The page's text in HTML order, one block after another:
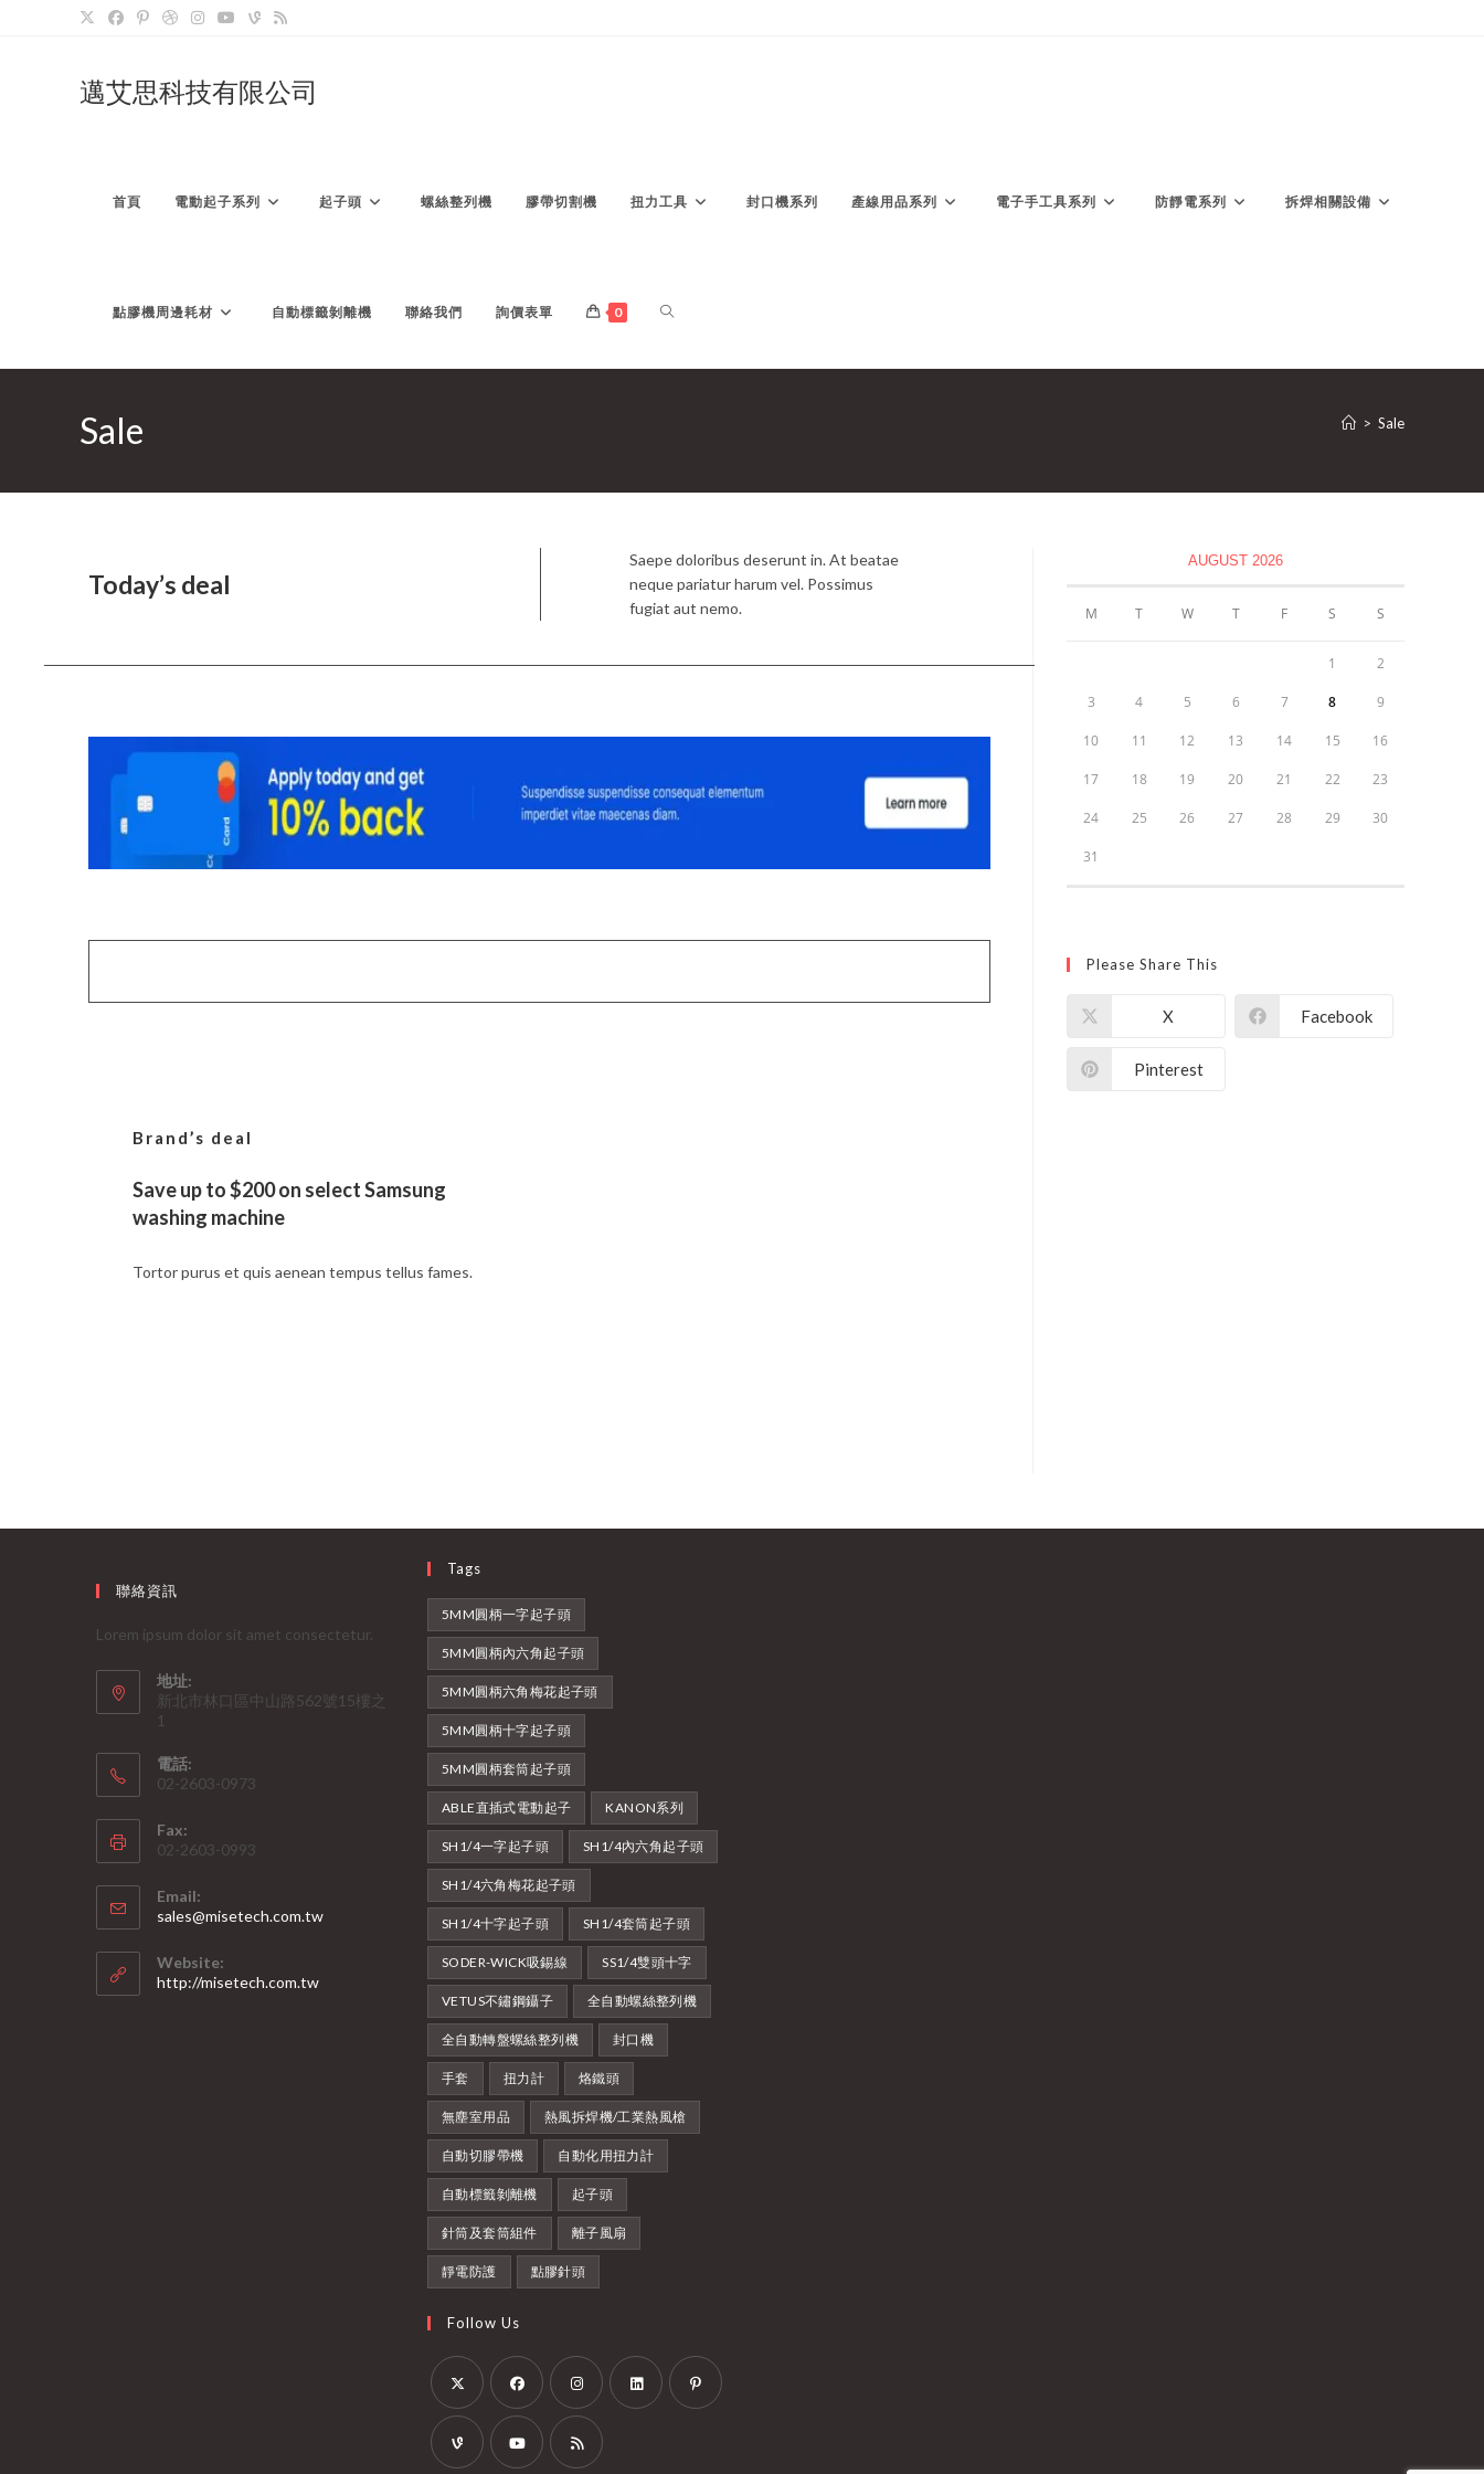
邁艾思科技有限公司
首頁 電動起子系列 起子頭 螺絲整列機 膠帶切割機 扭力工具 封口機系列 產線用品系列 電子手工具系列 防靜電系列 拆焊相關設備
點膠機周邊耗材 自動標籤剝離機 聯絡我們 詢價表單 0 TOGGLE
Sale > Sale
Today’s deal
Saepe doloribus deserunt in. At beatae
neque pariatur harum vel. Possimus
fugiat aut nemo.
Brand’s deal
Save up to $200 on select Samsung
washing machine
Tortor purus et quis aenean tempus tellus fames.
AUGUST 2026
M T W T F S S
1 2
3 4 5 6 7 8 9
10 11 12 13 14 15 16
17 18 19 20 21 22 23
24 25 26 27 28 29 30
31
Please Share This
X Facebook
Pinterest
聯絡資訊
Lorem ipsum dolor sit amet consectetur.
地址:
新北市林口區中山路562號15樓之
1
電話:
02-2603-0973
Fax:
02-2603-0993
Email:
sales@misetech.com.twOpens
Website:
http://misetech.com.tw
Tags
5MM圓柄一字起子頭
5MM圓柄內六角起子頭
5MM圓柄六角梅花起子頭
5MM圓柄十字起子頭
5MM圓柄套筒起子頭
ABLE直插式電動起子 KANON系列
SH1/4一字起子頭 SH1/4內六角起子頭
SH1/4六角梅花起子頭
SH1/4十字起子頭 SH1/4套筒起子頭
SODER-WICK吸錫線 SS1/4雙頭十字
VETUS不鏽鋼鑷子 全自動螺絲整列機
全自動轉盤螺絲整列機 封口機
手套 扭力計 烙鐵頭
無塵室用品 熱風拆焊機/工業熱風槍
自動切膠帶機 自動化用扭力計
自動標籤剝離機 起子頭
針筒及套筒組件 離子風扇
靜電防護 點膠針頭
Follow Us
Opens
in
Opens
in
Opens
in